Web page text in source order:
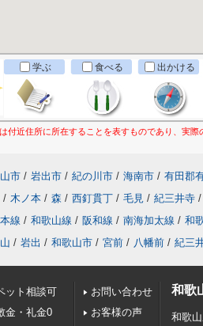
学ぶ 食べる 出かける
付近住所に所在することを表すものであり、実
市 / 岩出市 / 紀の川市 / 海南市 / 有田郡
/ 木ノ本 / 森 / 西釘貫丁 / 毛見 / 紀三井寺 /
線 / 和歌山線 / 阪和線 / 南海加太線 / 和
/ 岩出 / 和歌山市 / 宮前 / 八幡前 / 紀三
ット相談可
金・礼金0
お問い合わせ
お客様の声
和歌
和歌